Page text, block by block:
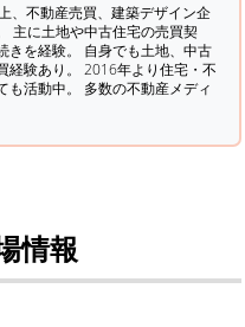
、不動産売買、建築デザイン企
主に土地や中古住宅の売買契
きを経験。 自身でも土地、中古
経験あり。 2016年より住宅・不
も活動中。 多数の不動産メディ
情報